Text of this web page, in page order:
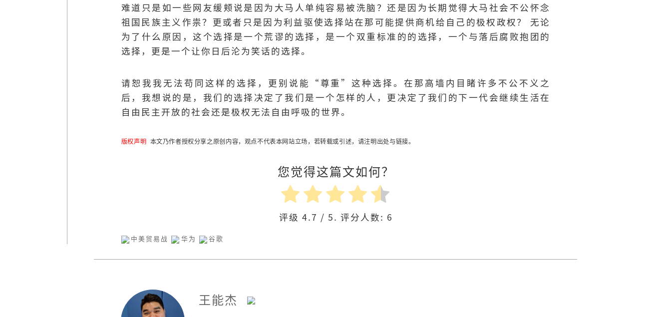
难道只是如一些网友缓颊说是因为大马人单纯容易被洗脑？还是因为长期觉得大马社会不公怀念
祖国民族主义作祟？更或者只是因为利益驱使选择站在那可能提供商机给自己的极权政权？ 无论
为了什么原因，这个选择是一个荒谬的选择，是一个双重标准的的选择，一个与落后腐败抱团的
选择，更是一个让你日后沦为笑话的选择。
请恕我我无法苟同这样的选择，更别说能“尊重”这种选择。在那高墙内目睹许多不公不义之
后，我想说的是，我们的选择决定了我们是一个怎样的人，更决定了我们的下一代会继续生活在
自由民主开放的社会还是极权无法自由呼吸的世界。
版权声明 本文乃作者授权分享之原创内容，观点不代表本网站立场，若转载或引述，请注明出处与链接。
您觉得这篇文如何？
评级 4.7 / 5. 评分人数: 6
中美贸易战 华为 谷歌
王能杰